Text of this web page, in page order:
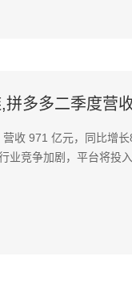
多多二季度营
收 971 亿元，同比增
业竞争加剧，平台将投